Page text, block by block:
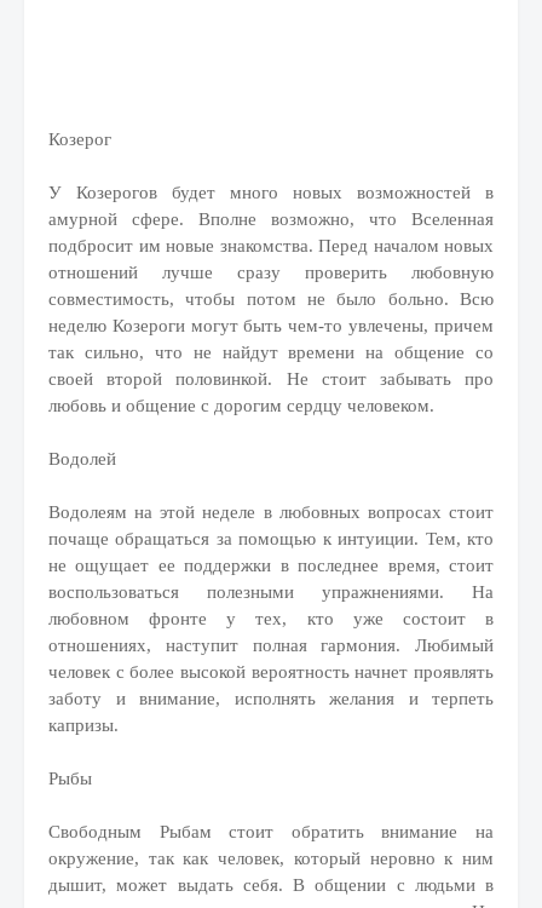
Козерог
У Козерогов будет много новых возможностей в
амурной сфере. Вполне возможно, что Вселенная
подбросит им новые знакомства. Перед началом новых
отношений лучше сразу проверить любовную
совместимость, чтобы потом не было больно. Всю
неделю Козероги могут быть чем-то увлечены, причем
так сильно, что не найдут времени на общение со
своей второй половинкой. Не стоит забывать про
любовь и общение с дорогим сердцу человеком.
Водолей
Водолеям на этой неделе в любовных вопросах стоит
почаще обращаться за помощью к интуиции. Тем, кто
не ощущает ее поддержки в последнее время, стоит
воспользоваться полезными упражнениями. На
любовном фронте у тех, кто уже состоит в
отношениях, наступит полная гармония. Любимый
человек с более высокой вероятность начнет проявлять
заботу и внимание, исполнять желания и терпеть
капризы.
Рыбы
Свободным Рыбам стоит обратить внимание на
окружение, так как человек, который неровно к ним
дышит, может выдать себя. В общении с людьми в